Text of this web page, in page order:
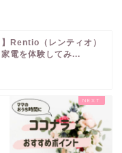
】Rentio（レンティオ）
電を体験してみ...